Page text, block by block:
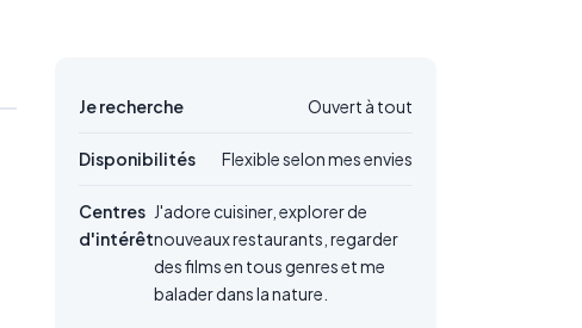
Je recherche Ouvert à tout
Disponibilités Flexible selon mes envies
Centres
d'intérêt
J'adore cuisiner, explorer de
nouveaux restaurants, regarder
des films en tous genres et me
balader dans la nature.